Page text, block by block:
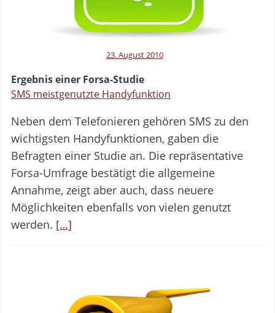
23. August 2010
Ergebnis einer Forsa-Studie
SMS meistgenutzte Handyfunktion
Neben dem Telefonieren gehören SMS zu den
wichtigsten Handyfunktionen, gaben die
Befragten einer Studie an. Die repräsentative
Forsa-Umfrage bestätigt die allgemeine
Annahme, zeigt aber auch, dass neuere
Möglichkeiten ebenfalls von vielen genutzt
werden. […]